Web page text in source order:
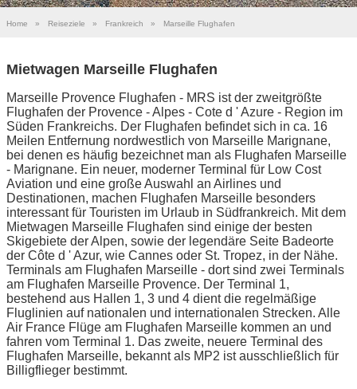
Home » Reiseziele » Frankreich » Marseille Flughafen
Mietwagen Marseille Flughafen
Marseille Provence Flughafen - MRS ist der zweitgrößte
Flughafen der Provence - Alpes - Cote d ' Azure - Region im
Süden Frankreichs. Der Flughafen befindet sich in ca. 16
Meilen Entfernung nordwestlich von Marseille Marignane,
bei denen es häufig bezeichnet man als Flughafen Marseille
- Marignane. Ein neuer, moderner Terminal für Low Cost
Aviation und eine große Auswahl an Airlines und
Destinationen, machen Flughafen Marseille besonders
interessant für Touristen im Urlaub in Südfrankreich. Mit dem
Mietwagen Marseille Flughafen sind einige der besten
Skigebiete der Alpen, sowie der legendäre Seite Badeorte
der Côte d ' Azur, wie Cannes oder St. Tropez, in der Nähe.
Terminals am Flughafen Marseille - dort sind zwei Terminals
am Flughafen Marseille Provence. Der Terminal 1,
bestehend aus Hallen 1, 3 und 4 dient die regelmäßige
Fluglinien auf nationalen und internationalen Strecken. Alle
Air France Flüge am Flughafen Marseille kommen an und
fahren vom Terminal 1. Das zweite, neuere Terminal des
Flughafen Marseille, bekannt als MP2 ist ausschließlich für
Billigflieger bestimmt.